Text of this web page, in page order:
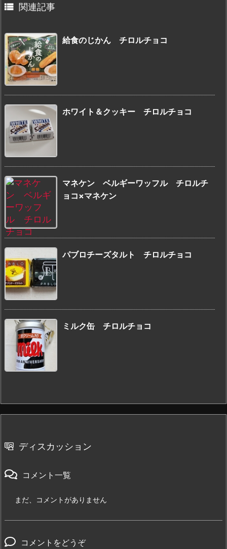
 関連記事
給食のじかん チロルチョコ
ホワイト＆クッキー チロルチョコ
マネケン ベルギーワッフル チロルチ
ョコ×マネケン
パブロチーズタルト チロルチョコ
ミルク缶 チロルチョコ
ディスカッション
コメント一覧
まだ、コメントがありません
コメントをどうぞ